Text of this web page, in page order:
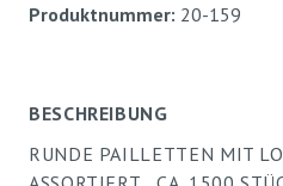
Produktnummer: 20-159
BESCHREIBUNG
RUNDE PAILLETTEN MIT